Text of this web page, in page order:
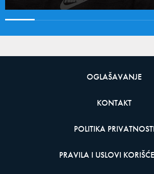
OGLAŠAVANJE
KONTAKT
POLITIKA PRIVATNOSTI
PRAVILA I USLOVI